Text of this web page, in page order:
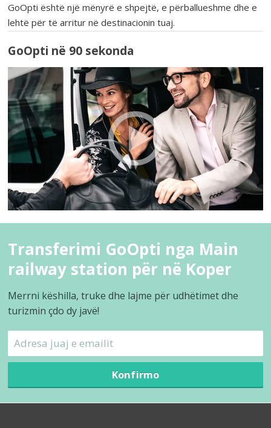
GoOpti është një mënyrë e shpejtë, e përballueshme dhe e
lehtë për të arritur në destinacionin tuaj.
GoOpti në 90 sekonda
Transferimi GoOpti nga Main
railway station për në Koper
Merrni këshilla, truke dhe lajme për udhëtimet dhe
turizmin çdo dy javë!
Konfirmo